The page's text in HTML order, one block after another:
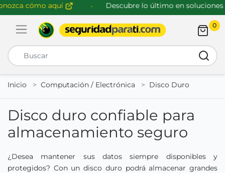
cómo aquí Descubre lo último en soluciones de
Abrir menú de navegación
0
Inicio
Computación / Electrónica Disco Duro
Disco duro confiable para
almacenamiento seguro
¿Desea mantener sus datos siempre disponibles y
protegidos? Con un disco duro podrá almacenar grandes